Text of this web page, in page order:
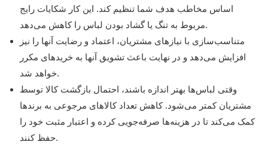
اساس مخاطب هدف شما تنظیم کند. این کار شکایات رایج
مربوط به تنگ یا گشاد بودن لباس را کاهش می‌دهد.
متناسب‌سازی با نیازهای مشتریان، اعتماد و رضایت آنها را نیز
افزایش می‌دهد و در نهایت باعث تشویق آنها به خریدهای مکرر
خواهد شد.
وقتی لباس‌ها بهتر اندازه باشند، احتمال بازگشت کالا توسط
مشتریان کمتر می‌شود. کاهش تعداد کالاهای مرجوعی به برندها
کمک می‌کند تا در هزینه‌ها صرفه‌جویی کرده و اعتبار مثبت خود را
حفظ کنند.